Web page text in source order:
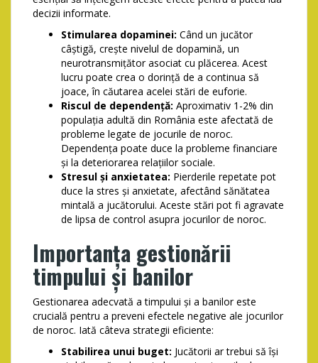
decizii informate.
Stimularea dopaminei: Când un jucător
câștigă, crește nivelul de dopamină, un
neurotransmițător asociat cu plăcerea. Acest
lucru poate crea o dorință de a continua să
joace, în căutarea acelei stări de euforie.
Riscul de dependență: Aproximativ 1-2% din
populația adultă din România este afectată de
probleme legate de jocurile de noroc.
Dependența poate duce la probleme financiare
și la deteriorarea relațiilor sociale.
Stresul și anxietatea: Pierderile repetate pot
duce la stres și anxietate, afectând sănătatea
mintală a jucătorului. Aceste stări pot fi agravate
de lipsa de control asupra jocurilor de noroc.
Importanța gestionării
timpului și banilor
Gestionarea adecvată a timpului și a banilor este
crucială pentru a preveni efectele negative ale jocurilor
de noroc. Iată câteva strategii eficiente:
Stabilirea unui buget: Jucătorii ar trebui să își